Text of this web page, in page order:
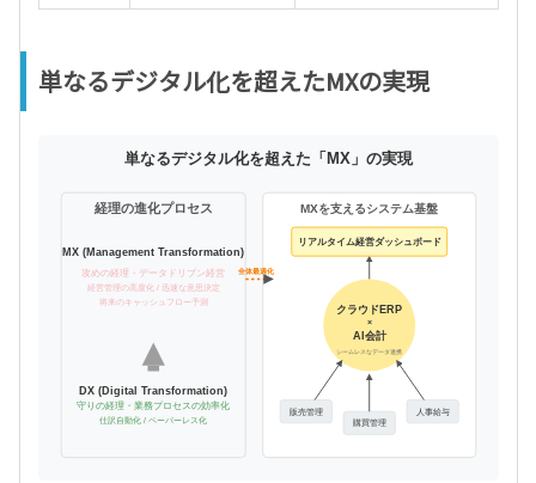
単なるデジタル化を超えたMXの実現
単なるデジタル化を超えた「MX」の実現
経理の進化プロセス
DX (Digital Transformation)
守りの経理・業務プロセスの効率化
仕訳自動化 / ペーパーレス化
MX (Management Transformation)
攻めの経理・データドリブン経営
経営管理の高度化 / 迅速な意思決定
将来のキャッシュフロー予測
MXを支えるシステム基盤
クラウドERP
×
AI会計
販売管理
購買管理
人事給与
シームレスなデータ連携
リアルタイム経営ダッシュボード
全体最適化